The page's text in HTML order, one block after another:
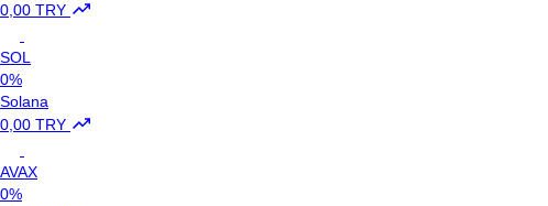
0,00 TRY
SOL
0%
Solana
0,00 TRY
AVAX
0%